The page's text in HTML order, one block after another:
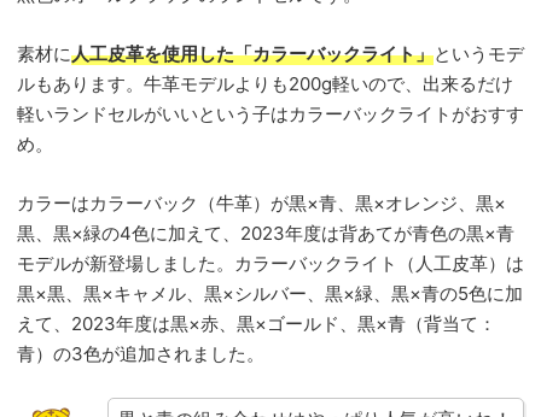
素材に人工皮革を使用した「カラーバックライト」というモデ
ルもあります。牛革モデルよりも200g軽いので、出来るだけ
軽いランドセルがいいという子はカラーバックライトがおすす
め。
カラーはカラーバック（牛革）が黒×青、黒×オレンジ、黒×
黒、黒×緑の4色に加えて、2023年度は背あてが青色の黒×青
モデルが新登場しました。カラーバックライト（人工皮革）は
黒×黒、黒×キャメル、黒×シルバー、黒×緑、黒×青の5色に加
えて、2023年度は黒×赤、黒×ゴールド、黒×青（背当て：
青）の3色が追加されました。